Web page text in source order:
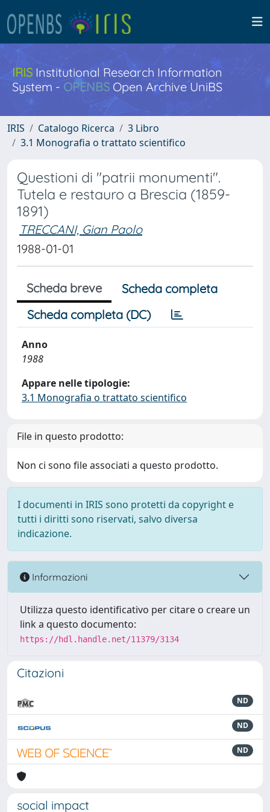
IRISInstitutional Research Information
System - OPENBS Open Archive UniBS
IRIS Catalogo Ricerca
3 Libro
3.1 Monografia o trattato scientifico
Questioni di "patrii monumenti".
Tutela e restauro a Brescia (1859-
1891)
TRECCANI, Gian Paolo
1988-01-01
Scheda breve
Scheda completa
Scheda completa (DC)
Anno
1988
Appare nelle tipologie:
3.1 Monografia o trattato scientifico
File in questo prodotto:
Non ci sono file associati a questo prodotto.
I documenti in IRIS sono protetti da copyright e
tutti i diritti sono riservati, salvo diversa
indicazione.
Informazioni
Utilizza questo identificativo per citare o creare un
link a questo documento:
https://hdl.handle.net/11379/3134
Citazioni
ND
ND
ND
social impact